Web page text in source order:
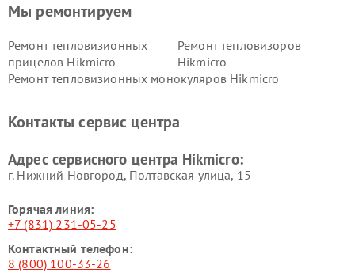
Мы ремонтируем
Ремонт тепловизионных
прицелов Hikmicro
Ремонт тепловизоров
Hikmicro
Ремонт тепловизионных монокуляров Hikmicro
Контакты сервис центра
Адрес сервисного центра Hikmicro:
г. Нижний Новгород, Полтавская улица, 15
Горячая линия:
+7 (831) 231-05-25
Контактный телефон:
8 (800) 100-33-26